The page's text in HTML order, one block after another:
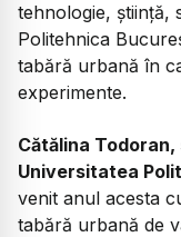
tehnologie, știință,
Politehnica
tabără urbană în
experimente.
Cătălina
Universitatea
venit anul acesta
tabără urbană de